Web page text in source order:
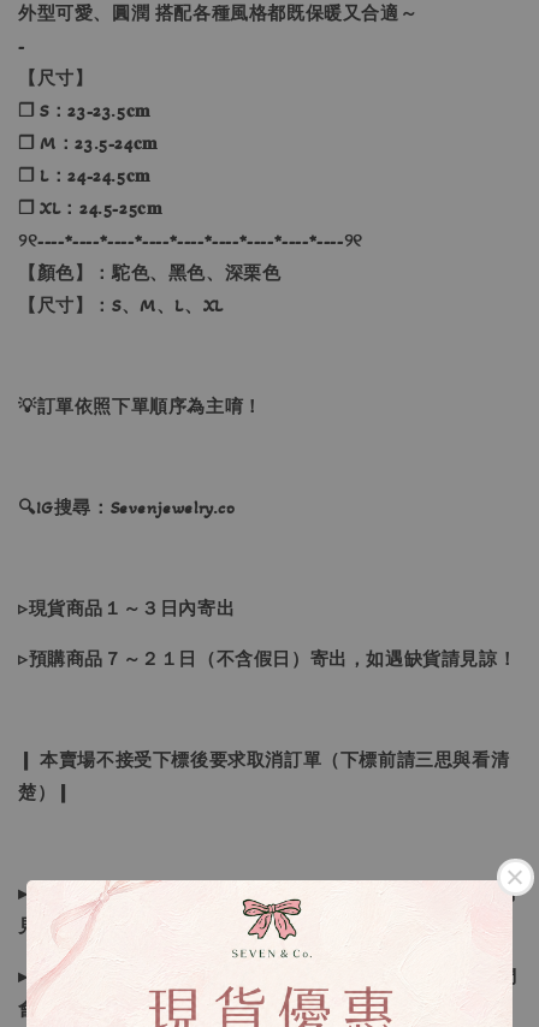
外型可愛、圓潤 搭配各種風格都既保暖又合適～
-
【尺寸】
❐ S：23-23.5𝐜𝐦
❐ M：23.5-24𝐜𝐦
❐ L：24-24.5𝐜𝐦
❐ XL：24.5-25𝐜𝐦
୨୧----*----*----*----*----*----*----*----*----୨୧
【顏色】：駝色、黑色、深栗色
【尺寸】：S、M、L、XL
💡訂單依照下單順序為主唷！
🔍IG搜尋：Sevenjewelry.co
▹現貨商品１～３日內寄出
▹預購商品７～２１日（不含假日）寄出，如遇缺貨請見諒！
❙ 本賣場不接受下標後要求取消訂單（下標前請三思與看清
楚）❙
▸所有商品皆以日本、韓國售完為止，如下單後遇缺貨情形請
見諒
▸因日本商品貨況和價格是浮動的，若遇到缺貨或者調價我們
會視情況等待下單，若您想要知道即時貨況還請主動聯繫後